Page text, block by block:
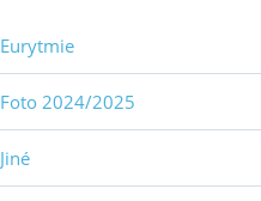
Eurytmie
Foto 2024/2025
Jiné